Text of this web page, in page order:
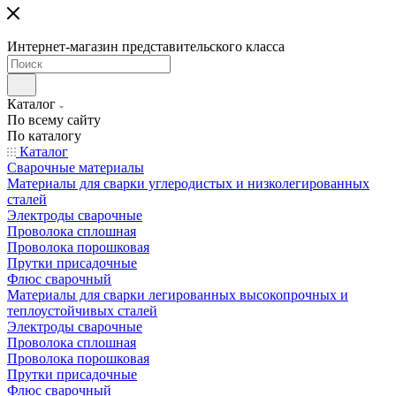
Интернет-магазин представительского класса
Каталог
По всему сайту
По каталогу
Каталог
Сварочные материалы
Материалы для сварки углеродистых и низколегированных
сталей
Электроды сварочные
Проволока сплошная
Проволока порошковая
Прутки присадочные
Флюс сварочный
Материалы для сварки легированных высокопрочных и
теплоустойчивых сталей
Электроды сварочные
Проволока сплошная
Проволока порошковая
Прутки присадочные
Флюс сварочный